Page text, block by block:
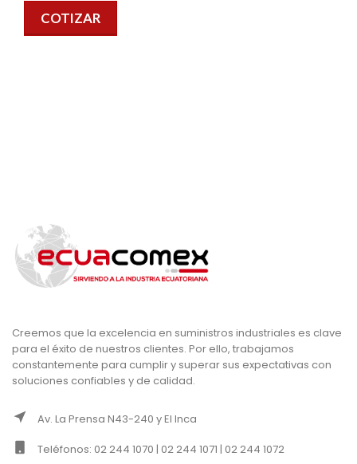
COTIZAR
Creemos que la excelencia en suministros industriales es clave
para el éxito de nuestros clientes. Por ello, trabajamos
constantemente para cumplir y superar sus expectativas con
soluciones confiables y de calidad.
Av. La Prensa N43-240 y El Inca
Teléfonos: 02 244 1070 | 02 244 1071 | 02 244 1072